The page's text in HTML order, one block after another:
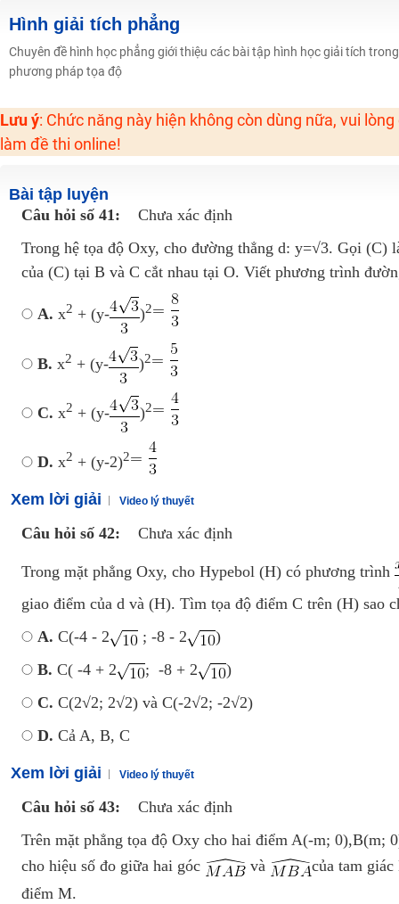
2K6! Lộ Trình Sun 2024 - Ba bước luyện thi TN THPT - ĐH ít nhất 25 điểm
Hot! Lễ hội đồng giá 449K - 499K toàn bộ khoá học tại Tuyensinh247
Khuyến Mãi Khoá Học 1K Chỉ Từ 11-13/09/2024
Khai giảng các khóa lớp 9 Toán - Lý - Hóa - Văn - Anh năm 2018
Khai giảng khóa Ngữ văn 7 - xây nền vững chắc cho tương lai!
Hình giải tích phẳng
Chuyên đề hình học phẳng giới thiệu các bài tập hình học giải tích
phương pháp tọa độ
Lưu ý: Chức năng này hiện không còn dùng nữa, vui
làm đề thi online!
Bài tập luyện
Câu hỏi số 41:
Chưa xác định
Trong hệ tọa độ Oxy, cho đường thẳng d: y=√3. Gọi (C)
của (C) tại B và C cắt nhau tại O. Viết phương trình
A. x2 + (y- )2
B. x2 + (y- )2
C. x2 + (y- )2
D. x2 + (y-2)2
Xem lời giải Video lý thuyết
Câu hỏi số 42: Chưa xác định
Trong mặt phẳng Oxy, cho Hypebol (H) có phương trình
giao điểm của d và (H). Tìm tọa độ điểm C trên (H) sao
A. C(-4 - 2 ; -8 - 2
)
B. C( -4 + 2 ; -8 + 2
)
C. C(2√2; 2√2) và C(-2√2; -2√2)
D. Cả A, B, C
Xem lời giải Video lý thuyết
Câu hỏi số 43:
Chưa xác định
Trên mặt phẳng tọa độ Oxy cho hai điểm A(-m; 0),B(m;
cho hiệu số đo giữa hai góc
và
của tam
điểm M.